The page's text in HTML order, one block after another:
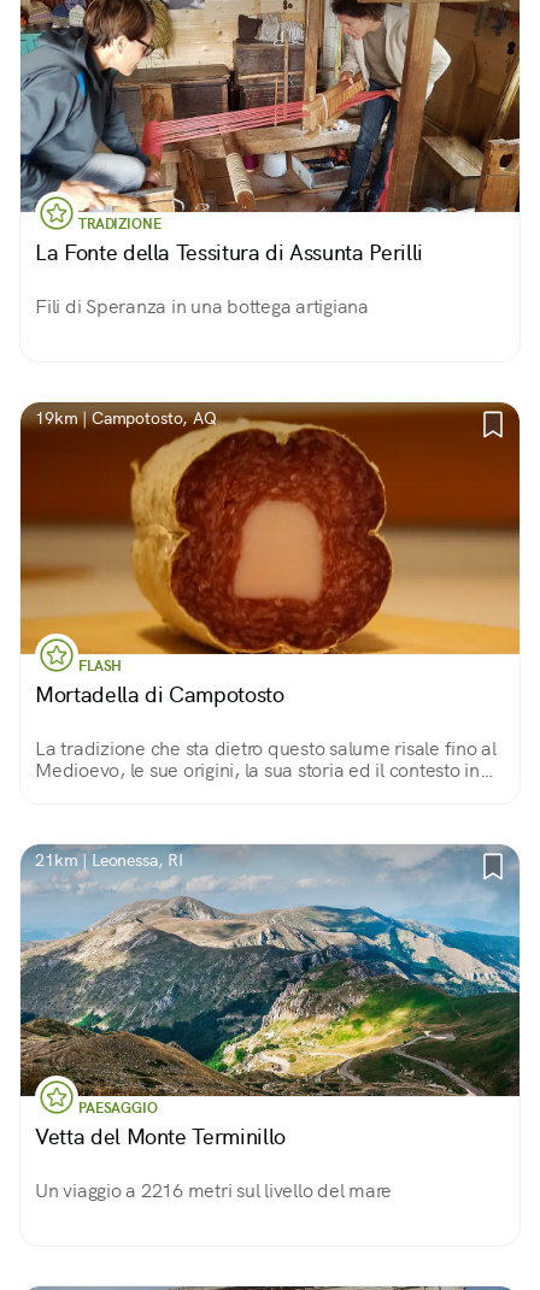
TRADIZIONE
La Fonte della Tessitura di Assunta Perilli
Fili di Speranza in una bottega artigiana
19km | Campotosto, AQ
FLASH
Mortadella di Campotosto
La tradizione che sta dietro questo salume risale fino al
Medioevo, le sue origini, la sua storia ed il contesto in
21km | Leonessa, RI
PAESAGGIO
Vetta del Monte Terminillo
Un viaggio a 2216 metri sul livello del mare